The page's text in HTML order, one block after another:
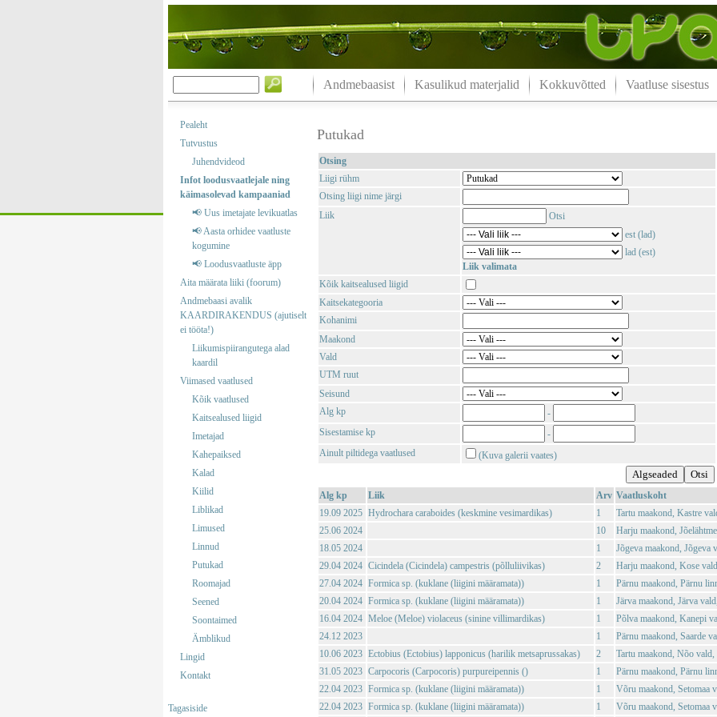
Andmebaasist Kasulikud materjalid Kokkuvõtted Vaatluse sisestus
Pealeht
Tutvustus
Juhendvideod
Infot loodusvaatlejale ning
käimasolevad kampaaniad
📢 Uus imetajate levikuatlas
📢 Aasta orhidee vaatluste
kogumine
📢 Loodusvaatluste äpp
Aita määrata liiki (foorum)
Andmebaasi avalik
KAARDIRAKENDUS (ajutiselt
ei tööta!)
Liikumispiirangutega alad
kaardil
Viimased vaatlused
Kõik vaatlused
Kaitsealused liigid
Imetajad
Kahepaiksed
Kalad
Kiilid
Liblikad
Limused
Linnud
Putukad
Roomajad
Seened
Soontaimed
Ämblikud
Lingid
Kontakt
Tagasiside
Putukad
Otsing
Liigi rühm
Otsing liigi nime järgi
Liik
Otsi
est (lad)
lad (est)
Liik valimata
Kõik kaitsealused liigid
Kaitsekategooria
Kohanimi
Maakond
Vald
UTM ruut
Seisund
Alg kp
-
Sisestamise kp
-
Ainult piltidega vaatlused
(Kuva galerii vaates)
Alg kp Liik Arv Vaatluskoht
19.09 2025 Hydrochara caraboides (keskmine vesimardikas) 1
Tartu maakond, Kastre
25.06 2024
10
Harju maakond,
18.05 2024
1
Jõgeva maakond, Jõgeva
29.04 2024 Cicindela (Cicindela) campestris (põlluliivikas) 2
Harju maakond, Kose
27.04 2024 Formica sp. (kuklane (liigini määramata)) 1
Pärnu maakond, Pärnu
20.04 2024 Formica sp. (kuklane (liigini määramata)) 1
Järva maakond, Järva
16.04 2024 Meloe (Meloe) violaceus (sinine villimardikas) 1
Põlva maakond, Kanepi
24.12 2023
1
Pärnu maakond, Saarde
10.06 2023 Ectobius (Ectobius) lapponicus (harilik metsaprussakas) 2
Tartu maakond, Nõo
31.05 2023 Carpocoris (Carpocoris) purpureipennis () 1
Pärnu maakond, Pärnu
22.04 2023 Formica sp. (kuklane (liigini määramata)) 1
Võru maakond, Setomaa
22.04 2023 Formica sp. (kuklane (liigini määramata)) 1 Võru maakond, Setomaa